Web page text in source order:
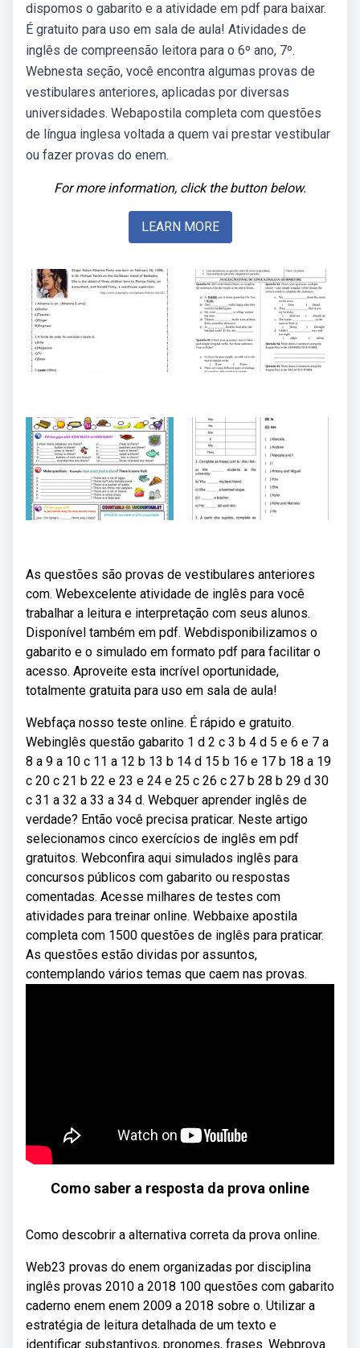
dispomos o gabarito e a atividade em pdf para baixar.
É gratuito para uso em sala de aula! Atividades de
inglês de compreensão leitora para o 6º ano, 7º.
Webnesta seção, você encontra algumas provas de
vestibulares anteriores, aplicadas por diversas
universidades. Webapostila completa com questões
de língua inglesa voltada a quem vai prestar vestibular
ou fazer provas do enem.
For more information, click the button below.
LEARN MORE
As questões são provas de vestibulares anteriores
com. Webexcelente atividade de inglês para você
trabalhar a leitura e interpretação com seus alunos.
Disponível também em pdf. Webdisponibilizamos o
gabarito e o simulado em formato pdf para facilitar o
acesso. Aproveite esta incrível oportunidade,
totalmente gratuita para uso em sala de aula!
Webfaça nosso teste online. É rápido e gratuito.
Webinglês questão gabarito 1 d 2 c 3 b 4 d 5 e 6 e 7 a
8 a 9 a 10 c 11 a 12 b 13 b 14 d 15 b 16 e 17 b 18 a 19
c 20 c 21 b 22 e 23 e 24 e 25 c 26 c 27 b 28 b 29 d 30
c 31 a 32 a 33 a 34 d. Webquer aprender inglês de
verdade? Então você precisa praticar. Neste artigo
selecionamos cinco exercícios de inglês em pdf
gratuitos. Webconfira aqui simulados inglês para
concursos públicos com gabarito ou respostas
comentadas. Acesse milhares de testes com
atividades para treinar online. Webbaixe apostila
completa com 1500 questões de inglês para praticar.
As questões estão dividas por assuntos,
contemplando vários temas que caem nas provas.
Como saber a resposta da prova online
Como descobrir a alternativa correta da prova online.
Web23 provas do enem organizadas por disciplina
inglês provas 2010 a 2018 100 questões com gabarito
caderno enem enem 2009 a 2018 sobre o. Utilizar a
estratégia de leitura detalhada de um texto e
identificar substantivos, pronomes, frases. Webprova